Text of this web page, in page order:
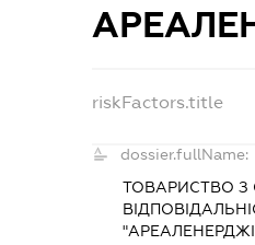
riskFactors.title
dossier.fullName:
ТОВАРИСТВО